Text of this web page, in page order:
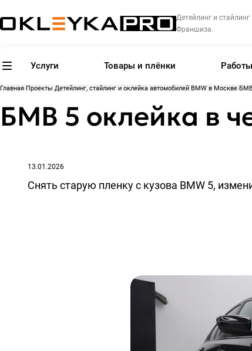
Детейлинг и стайлинг
Франшиза.
Услуги Товары и плёнки Работы
Главная Проекты Детейлинг, стайлинг и оклейка автомобилей BMW в Москве
БМВ 5 оклейка в
13.01.2026
Снять старую пленку с кузова BMW 5,